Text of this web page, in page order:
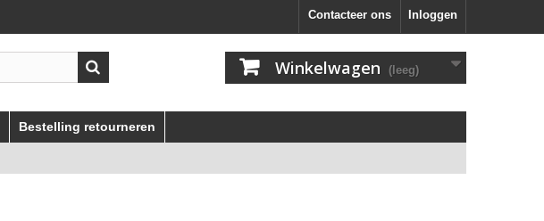
Inloggen
Contacteer ons
Winkelwagen (leeg)
Bestelling retourneren